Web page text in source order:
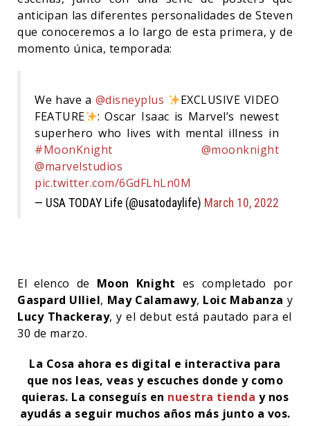
anticipan las diferentes personalidades de Steven
que conoceremos a lo largo de esta primera, y de
momento única, temporada:
We have a @disneyplus
EXCLUSIVE VIDEO
FEATURE
: Oscar Isaac is Marvel’s newest
superhero who lives with mental illness in
#MoonKnight
@moonknight
@marvelstudios
pic.twitter.com/6GdFLhLn0M
— USA TODAY Life (@usatodaylife) March 10, 2022
El elenco de Moon Knight es completado por
Gaspard Ulliel, May Calamawy, Loic Mabanza y
Lucy Thackeray, y el debut está pautado para el
30 de marzo.
La Cosa ahora es digital e interactiva para
que nos leas, veas y escuches donde y como
quieras. La conseguís en nuestra tienda y nos
ayudás a seguir muchos años más junto a vos.